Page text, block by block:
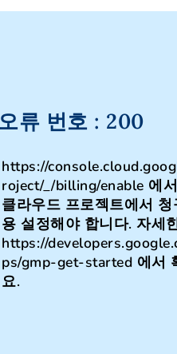
오류 번호 : 200
https://
roject/_/billing/enable 에
클라우드 프로젝트에서
용 설정해야 합니다. 자세
https://
ps/gmp-get-started 에서
요.